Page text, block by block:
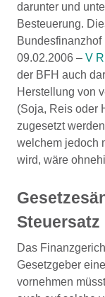
darunter und
Besteuerung.
Bundesfinanzhof
09.02.2006 – V
der BFH auch
Herstellung von
(Soja, Reis oder
zugesetzt
welchem jedoch
wird, wäre
Das
Gesetzgeber
vornehmen